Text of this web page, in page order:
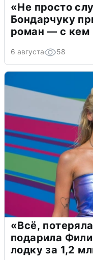
«Не просто
Бондарчуку
роман — с кем
6 августа 58
«Всё,
подарила
лодку за 1,2